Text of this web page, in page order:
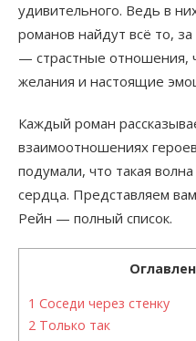
удивительного. Ведь в
романов найдут всё то,
— страстные отношения,
желания и настоящие
Каждый роман
взаимоотношениях
подумали, что такая
сердца. Представляем
Рейн — полный список.
1 Соседи через стенку
2 Только так